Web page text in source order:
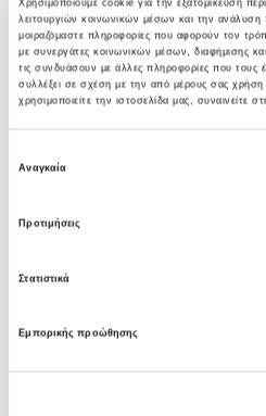
Χρησιμοποιούμε cookie για την εξατομίκευση
λειτουργιών κοινωνικών μέσων και την ανάλυση
μοιραζόμαστε πληροφορίες που αφορούν τον
με συνεργάτες κοινωνικών μέσων, διαφήμισης
τις συνδυάσουν με άλλες πληροφορίες που τους
συλλέξει σε σχέση με την από μέρους σας
χρησιμοποιείτε την ιστοσελίδα μας, συναινείτε
Αναγκαία
Προτιμήσεις
Στατιστικά
Εμπορικής προώθησης
γκάμα υπηρεσιών που
ολοκληρωμένων
Η πολυετής εμπειρία των
ERP αλλα και άψογη
εγγυάται στην επιχείρηση